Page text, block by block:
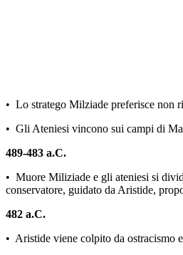
• Lo stratego Milziade preferisce non
• Gli Ateniesi vincono sui campi di
489-483 a.C.
• Muore Miliziade e gli ateniesi si
conservatore, guidato da Aristide,
482 a.C.
• Aristide viene colpito da ostracismo